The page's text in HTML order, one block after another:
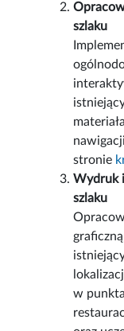
szlaku
stronie
Wydruk
szlaku
w